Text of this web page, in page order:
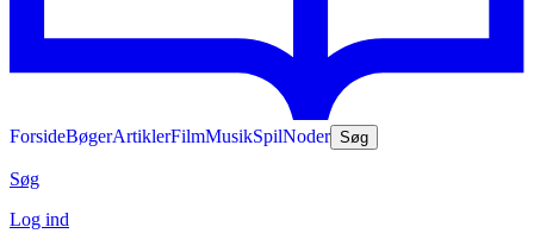
ForsideBøgerArtiklerFilmMusikSpilNoder Søg
Søg
Log ind